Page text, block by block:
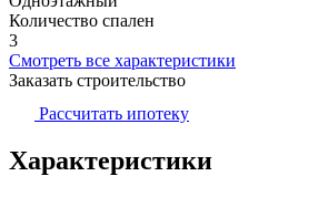
Количество спален
3
Смотреть все характеристики
Заказать строительство
Рассчитать ипотеку
Характеристики